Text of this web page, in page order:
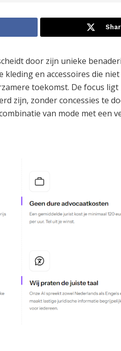
door zijn unieke
kleding en accessoires die
toekomst. De focus ligt
zijn, zonder concessies te
van mode met een